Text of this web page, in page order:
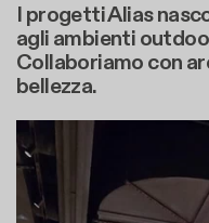
I progetti Alias
agli ambienti
Collaboriamo con
bellezza.